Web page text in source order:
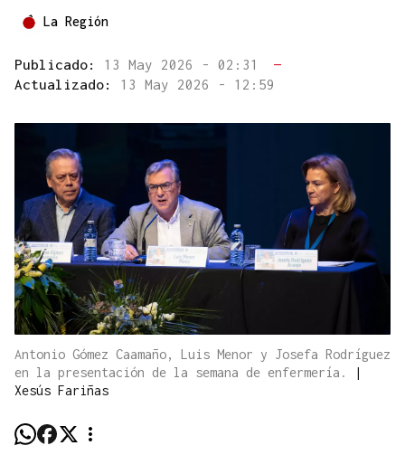
La Región
Publicado: 13 May 2026 - 02:31
—
Actualizado: 13 May 2026 - 12:59
Antonio Gómez Caamaño, Luis Menor y Josefa Rodríguez
en la presentación de la semana de enfermería.
|
Xesús Fariñas